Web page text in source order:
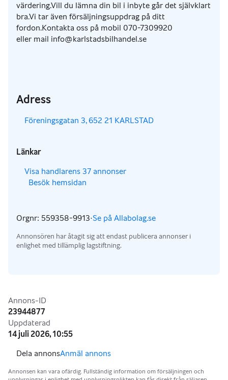
värdering.Vill du lämna din bil i inbyte går det självklart
bra.Vi tar även försäljningsuppdrag på ditt
fordon.Kontakta oss på mobil 070-7309920
eller mail info@karlstadsbilhandel.se
Adress
Föreningsgatan 3, 652 21 KARLSTAD
Länkar
Visa handlarens 37 annonser
Besök hemsidan
Orgnr: 559358-9913·Se på Allabolag.se
,
Annonsören har åtagit sig att endast publicera annonser i
enlighet med tillämplig lagstiftning.
Annonsinformation
Annons-ID
23944877
Uppdaterad
14 juli 2026, 10:55
Anmäl annons
Annonsen kan vara ofärdig. Fullständig information om försäljningen och